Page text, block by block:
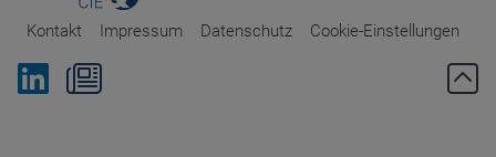
Kontakt Impressum Datenschutz Cookie-Einstellungen
Bei Linkedin folgen
Zum Newsletter anmelden